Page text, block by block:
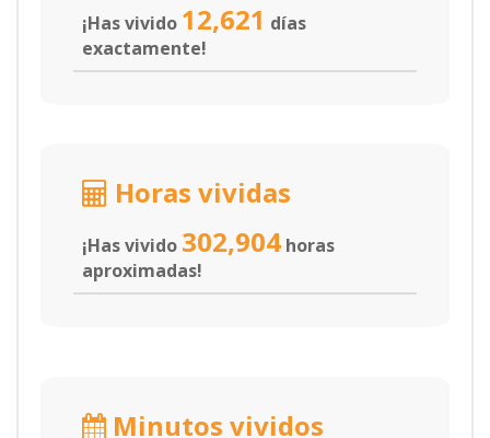
¡Has vivido 12,621 días
exactamente!
Horas vividas
¡Has vivido 302,904 horas
aproximadas!
Minutos vividos